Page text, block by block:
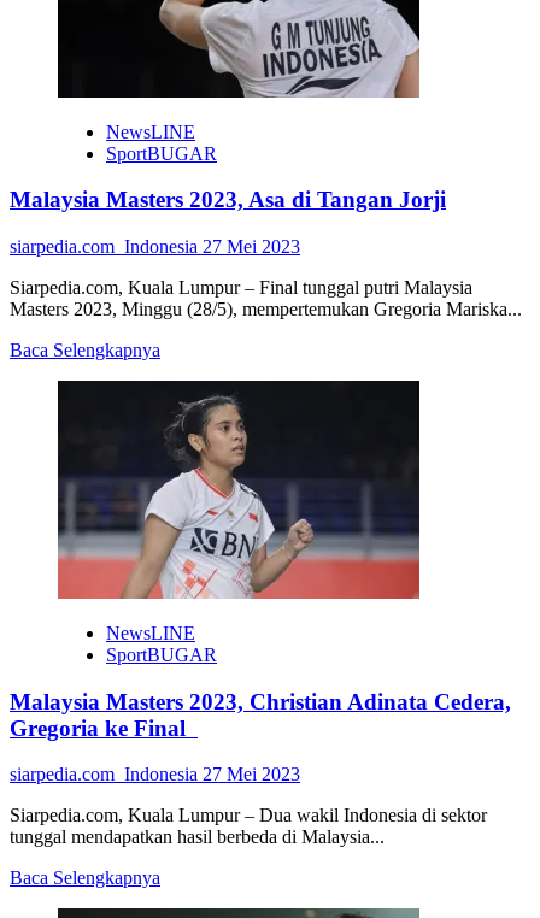
NewsLINE
SportBUGAR
Malaysia Masters 2023, Asa di Tangan Jorji
siarpedia.com_Indonesia 27 Mei 2023
Siarpedia.com, Kuala Lumpur – Final tunggal putri Malaysia
Masters 2023, Minggu (28/5), mempertemukan Gregoria Mariska...
Baca Selengkapnya
Malaysia
Masters
2023,
Asa
Tangan
Jorji
NewsLINE
SportBUGAR
Malaysia Masters 2023, Christian Adinata Cedera,
Gregoria ke Final
siarpedia.com_Indonesia 27 Mei 2023
Siarpedia.com, Kuala Lumpur – Dua wakil Indonesia di sektor
tunggal mendapatkan hasil berbeda di Malaysia...
Baca Selengkapnya